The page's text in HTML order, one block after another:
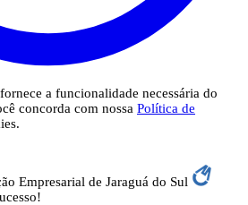
a funcionalidade necessária do
concorda com nossa Política de
Empresarial de Jaraguá do Sul